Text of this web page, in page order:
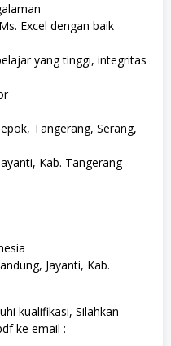
Excel dengan baik
yang tinggi, integritas
Tangerang, Serang,
Kab. Tangerang
Jayanti, Kab.
kualifikasi, Silahkan
ke email :